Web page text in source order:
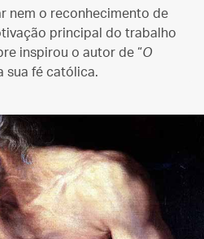
nem o reconhecimento de
principal do trabalho
inspirou o autor de “O
sua fé católica.